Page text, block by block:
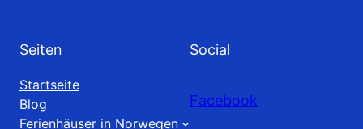
Seiten
Startseite
Blog
Ferienhäuser in Norwegen
Social
Facebook